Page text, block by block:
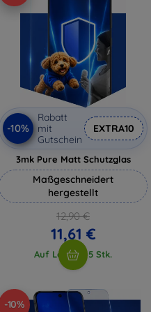
-10%
Rabatt
mit
Gutschein
EXTRA10
3mk Pure Matt Schutzglas
Maßgeschneidert
hergestellt
12,90 €
11,61 €
Auf Lager > 5 Stk.
-10%